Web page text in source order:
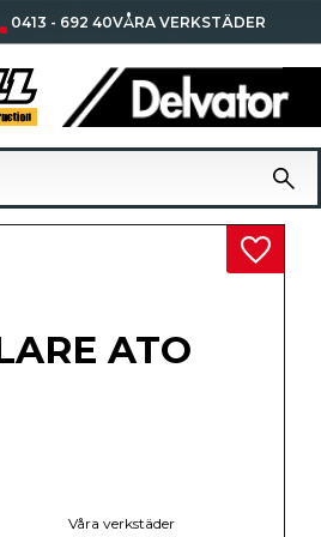
0413 - 692 40VÅRA VERKSTÄDER
ATO
Lägg
Våra verkstäder